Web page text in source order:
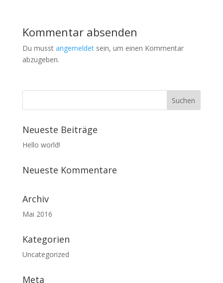
Kommentar absenden
Du musst angemeldetsein, um einen Kommentar
abzugeben.
Neueste Beiträge
Hello world!
Neueste Kommentare
Archiv
Mai 2016
Kategorien
Uncategorized
Meta